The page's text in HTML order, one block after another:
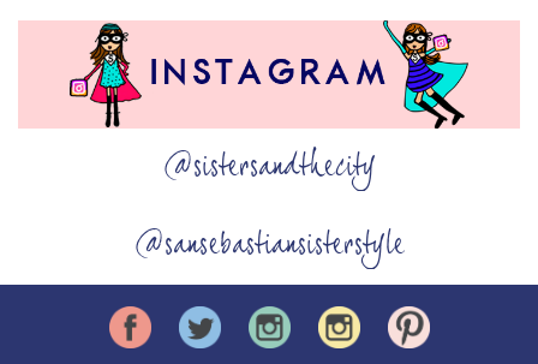
@sistersandthecity
@sansebastiansisterstyle